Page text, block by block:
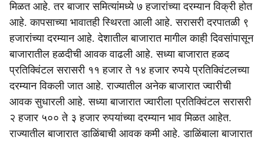
i
a
l
s
h
a
मिळत आहे. तर बाजार समित्यांमध्ये ७ हजारांच्या दरम्यान विक्री होत
आहे. कापसाच्या भावातही स्थिरता आली आहे. सरासरी दरपातळी ९
हजारांच्या दरम्यान आहे. देशातील बाजारात मागील काही दिवसांपासून
बाजारातील हळदीची आवक वाढली आहे. सध्या बाजारात हळद
प्रतिक्विंटल सरासरी ११ हजार ते १४ हजार रुपये प्रतिक्विंटलच्या
दरम्यान विकली जात आहे. राज्यातील अनेक बाजारात ज्वारीची
आवक सुधारली आहे. सध्या बाजारात ज्वारीला प्रतिक्विंटल सरासरी
२ हजार ५०० ते ३ हजार रुपयांच्या दरम्यान भाव मिळत आहेत.
राज्यातील बाजारात डाळिंबाची आवक कमी आहे. डाळिंबाला बाजारात